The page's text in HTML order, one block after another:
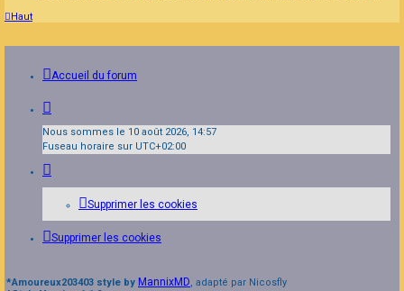
Haut
Accueil du forum
Nous sommes le 10 août 2026, 14:57
Fuseau horaire sur UTC+02:00
Supprimer les cookies
Supprimer les cookies
*Amoureux203403 style by MannixMD, adapté par Nicosfly